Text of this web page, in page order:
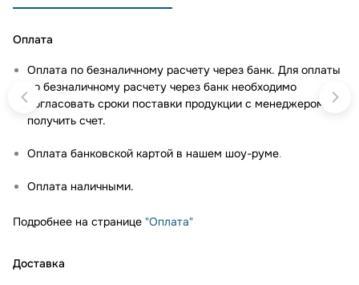
Оплата
Оплата по безналичному расчету через банк. Для оплаты
по безналичному расчету через банк необходимо
согласовать сроки поставки продукции с менеджером и
получить счет.
Оплата банковской картой в нашем шоу-руме.
Оплата наличными.
Подробнее на странице "Оплата"
Доставка